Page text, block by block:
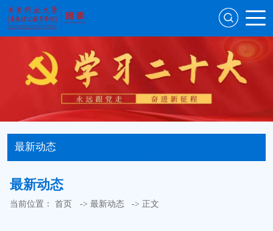
最新动态
最新动态
当前位置：首页 -> 最新动态 -> 正文